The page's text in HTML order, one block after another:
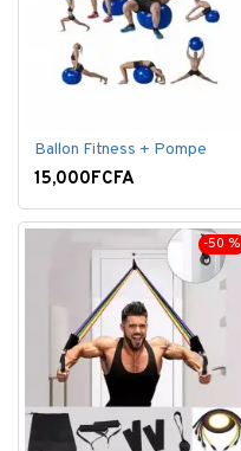
Ballon Fitness + Pompe
15,000FCFA
-50 %